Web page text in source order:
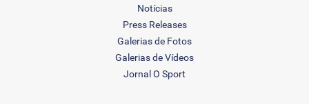
Notícias
Press Releases
Galerias de Fotos
Galerias de Vídeos
Jornal O Sport